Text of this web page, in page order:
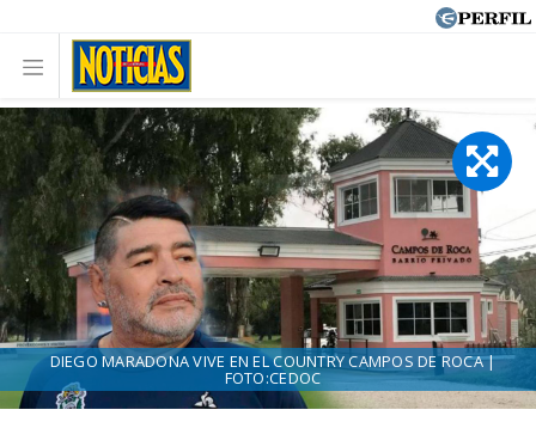
DIEGO MARADONA VIVE EN EL COUNTRY CAMPOS DE ROCA |
FOTO:CEDOC